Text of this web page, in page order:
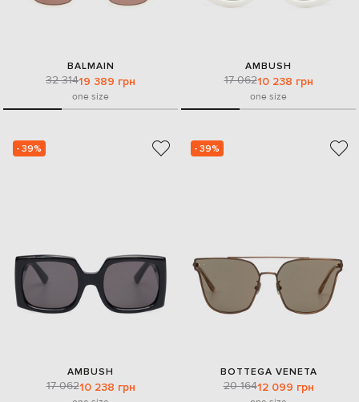
BALMAIN
32 31419 389 грн
one size
AMBUSH
17 06210 238 грн
one size
- 39%
AMBUSH
17 06210 238 грн
- 39%
BOTTEGA VENETA
20 16412 099 грн